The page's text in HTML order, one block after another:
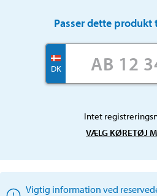
Passer dette
DK
Intet
VÆLG KØRETØJ
Vigtig information ved